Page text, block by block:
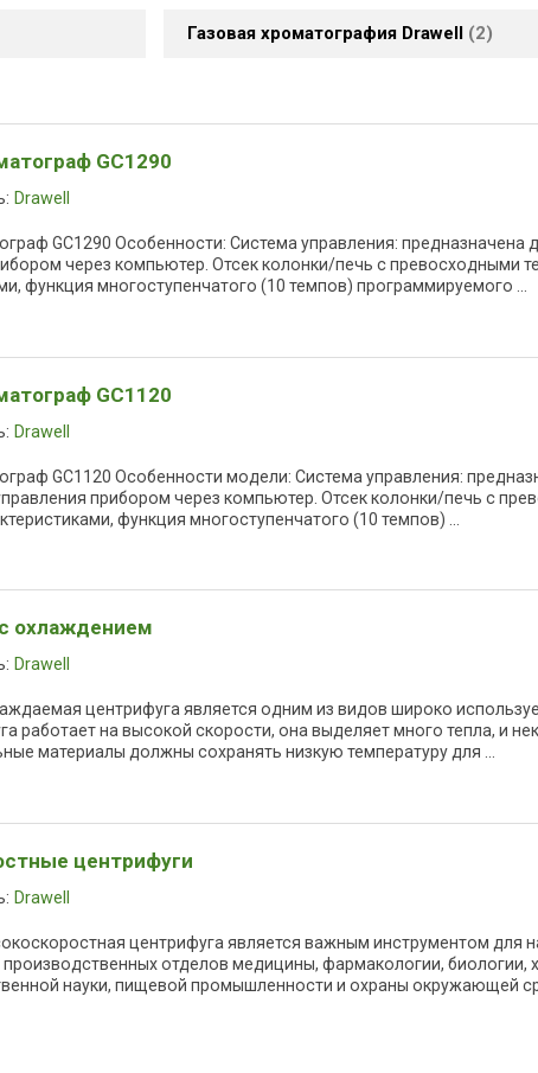
Газовая хроматография Drawell 2
GC1290
Drawell
GC1290 Особенности: Система управления: предназначена
через компьютер. Отсек колонки/печь с превосходными
функция многоступенчатого (10 темпов) программируемого ...
GC1120
Drawell
GC1120 Особенности модели: Система управления:
прибором через компьютер. Отсек колонки/печь с
функция многоступенчатого (10 темпов) ...
охлаждением
Drawell
центрифуга является одним из видов широко
работает на высокой скорости, она выделяет много тепла, и
материалы должны сохранять низкую температуру для ...
центрифуги
Drawell
центрифуга является важным инструментом для
отделов медицины, фармакологии, биологии,
науки, пищевой промышленности и охраны окружающей